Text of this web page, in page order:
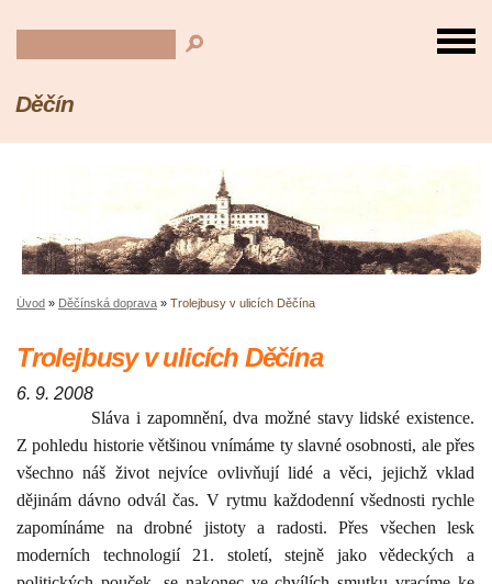
Děčín
Úvod » Děčínská doprava » Trolejbusy v ulicích Děčína
Trolejbusy v ulicích Děčína
6. 9. 2008
Sláva i zapomnění, dva možné stavy lidské existence.
Z pohledu historie většinou vnímáme ty slavné osobnosti, ale přes
všechno náš život nejvíce ovlivňují lidé a věci, jejichž vklad
dějinám dávno odvál čas. V rytmu každodenní všednosti rychle
zapomínáme na drobné jistoty a radosti. Přes všechen lesk
moderních technologií 21. století, stejně jako vědeckých a